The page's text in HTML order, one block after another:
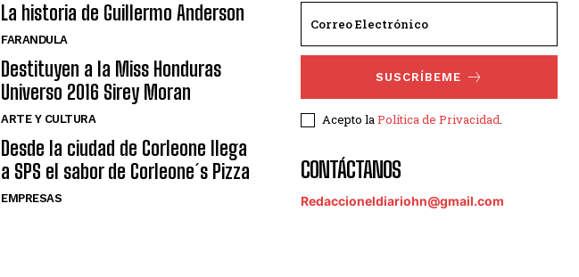
La historia de Guillermo Anderson
FARANDULA
Destituyen a la Miss Honduras
Universo 2016 Sirey Moran
ARTE Y CULTURA
Desde la ciudad de Corleone llega
a SPS el sabor de Corleone´s Pizza
EMPRESAS
SUSCRÍBEME
Acepto laPolítica de Privacidad.
CONTÁCTANOS
Redaccioneldiariohn@gmail.com